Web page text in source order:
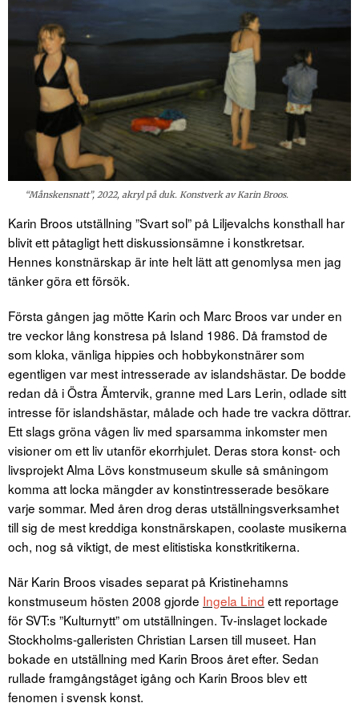
“Månskensnatt”, 2022, akryl på duk. Konstverk av Karin Broos.
Karin Broos utställning ”Svart sol” på Liljevalchs konsthall har
blivit ett påtagligt hett diskussionsämne i konstkretsar.
Hennes konstnärskap är inte helt lätt att genomlysa men jag
tänker göra ett försök.
Första gången jag mötte Karin och Marc Broos var under en
tre veckor lång konstresa på Island 1986. Då framstod de
som kloka, vänliga hippies och hobbykonstnärer som
egentligen var mest intresserade av islandshästar. De bodde
redan då i Östra Ämtervik, granne med Lars Lerin, odlade sitt
intresse för islandshästar, målade och hade tre vackra döttrar.
Ett slags gröna vågen liv med sparsamma inkomster men
visioner om ett liv utanför ekorrhjulet. Deras stora konst- och
livsprojekt Alma Lövs konstmuseum skulle så småningom
komma att locka mängder av konstintresserade besökare
varje sommar. Med åren drog deras utställningsverksamhet
till sig de mest kreddiga konstnärskapen, coolaste musikerna
och, nog så viktigt, de mest elitistiska konstkritikerna.
När Karin Broos visades separat på Kristinehamns
konstmuseum hösten 2008 gjorde Ingela Lind ett reportage
för SVT:s ”Kulturnytt” om utställningen. Tv-inslaget lockade
Stockholms-galleristen Christian Larsen till museet. Han
bokade en utställning med Karin Broos året efter. Sedan
rullade framgångståget igång och Karin Broos blev ett
fenomen i svensk konst.